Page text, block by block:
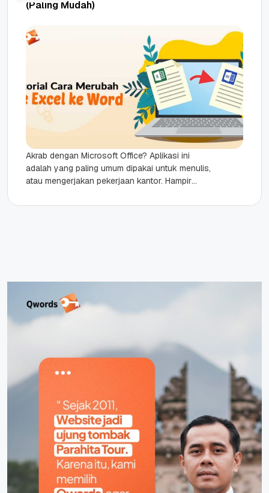
(Paling Mudah)
Akrab dengan Microsoft Office? Aplikasi ini
adalah yang paling umum dipakai untuk menulis,
atau mengerjakan pekerjaan kantor. Hampir
Terutama Excel...